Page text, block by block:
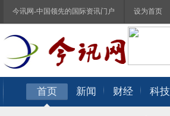
今讯网-中国领先的国际资讯门户 设为首页
首页 新闻 财经 科技